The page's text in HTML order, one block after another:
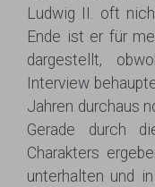
Ludwig II. oft
Ende ist er für
dargestellt,
Interview
Jahren durchaus
Gerade durch
Charakters
unterhalten und